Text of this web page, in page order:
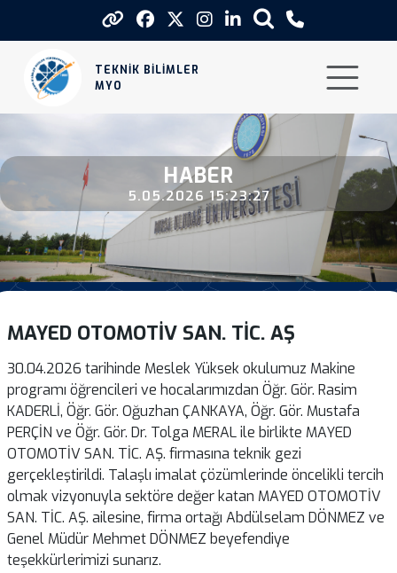
TEKNİK BİLİMLER
MYO
Mayed Otomotiv San Tic As
HABER
5.05.2026 15:23:27
MAYED OTOMOTİV SAN. TİC. AŞ
30.04.2026 tarihinde Meslek Yüksek okulumuz Makine
programı öğrencileri ve hocalarımızdan Öğr. Gör. Rasim
KADERLİ, Öğr. Gör. Oğuzhan ÇANKAYA, Öğr. Gör. Mustafa
PERÇİN ve Öğr. Gör. Dr. Tolga MERAL ile birlikte MAYED
OTOMOTİV SAN. TİC. AŞ. firmasına teknik gezi
gerçekleştirildi. Talaşlı imalat çözümlerinde öncelikli tercih
olmak vizyonuyla sektöre değer katan MAYED OTOMOTİV
SAN. TİC. AŞ. ailesine, firma ortağı Abdülselam DÖNMEZ ve
Genel Müdür Mehmet DÖNMEZ beyefendiye
teşekkürlerimizi sunarız.